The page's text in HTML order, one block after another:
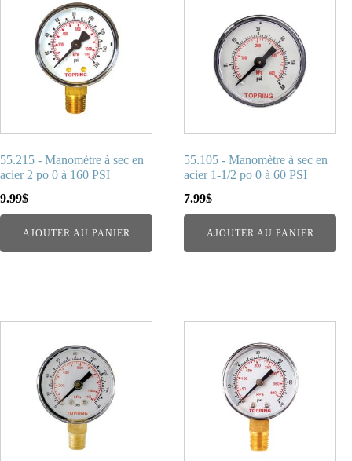
55.215 - Manomètre à sec en
acier 2 po 0 à 160 PSI
9.99$
AJOUTER AU PANIER
55.105 - Manomètre à sec en
acier 1-1/2 po 0 à 60 PSI
7.99$
AJOUTER AU PANIER